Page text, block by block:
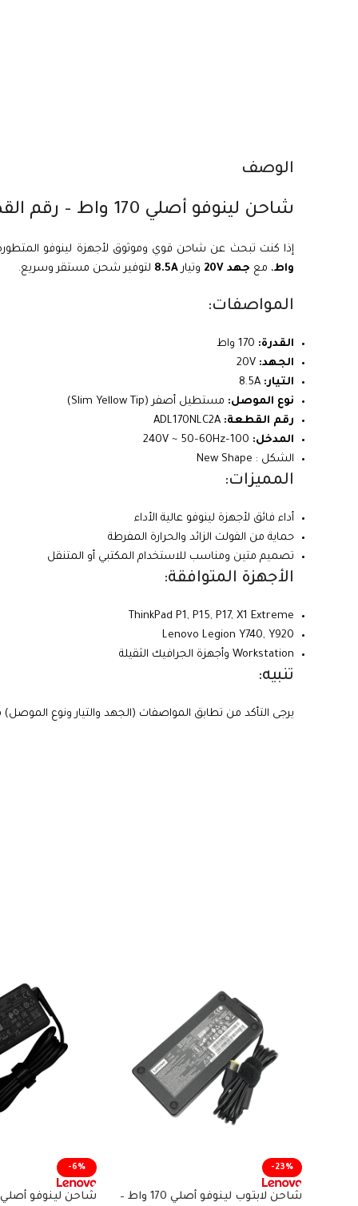
الوصف
شاحن لينوفو أصلي 170 واط – رقم القطعة ADL170NLC3A New Shape
إذا كنت تبحث عن شاحن قوي وموثوق لأجهزة لينوفو
واط، مع جهد 20V وتيار 8.5A لتوفير شحن مستقر وسريع.
المواصفات:
القدرة:
الجهد:
التيار:
نوع الموصل: مستطيل أصفر (Slim Yellow Tip)
رقم القطعة:
المدخل:
الشكل : New Shape
المميزات:
أداء فائق لأجهزة لينوفو عالية الأداء
حماية من الفولت الزائد والحرارة المفرطة
تصميم متين ومناسب للاستخدام المكتبي أو المتنقل
الأجهزة المتوافقة:
ThinkPad P1, P15, P17, X1 Extreme
Lenovo Legion Y740, Y920
Workstation وأجهزة الجرافيك الثقيلة
تنبيه:
يرجى التأكد من تطابق المواصفات (الجهد والتيار ونوع
-23%
شاحن لابتوب لينوفو أصلي 170 واط –
-6%